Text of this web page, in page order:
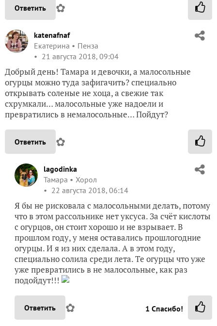
Ответить ✿
katenafnaf
Екатерина
Пенза
21 августа 2018, 09:04
Добрый день! Тамара и девочки, а малосольные
огурцы можно туда зафигачить? специально
открывать соленые не хоца, а свежие так
схрумкали… малосольные уже надоели и
превратились в немалосольные… Пойдут?
Ответить ✿
lagodinka
Тамара
Хорол
22 августа 2018, 06:14
Я бы не рисковала с малосольными делать, потому
что в этом рассольнике нет уксуса. За счёт кислоты
с огурцов, он стоит хорошо и не взрывает. В
прошлом году, у меня оставались прошлогодние
огурцы. И я из них сделала. А в этом году,
специально солила среди лета. Те огурцы что уже
уже превратились в не малосольные, как раз
подойдут!!!
Ответить ✿ 1 Спасибо!